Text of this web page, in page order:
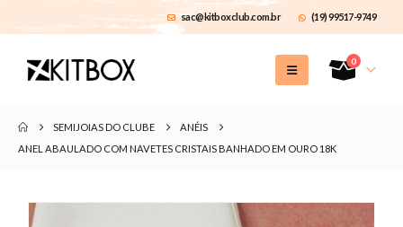
sac@kitboxclub.com.br (19) 99517-9749
0
SEMIJOIAS DO CLUBE
ANÉIS
ANEL ABAULADO COM NAVETES CRISTAIS BANHADO EM OURO 18K